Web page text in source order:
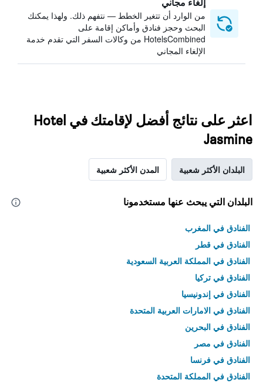
من الوارد أن تتغير الخطط — نتفهم ذلك. ولهذا يمكنك
البحث وحجز فنادق وأماكن إقامة على
HotelsCombined من وكالات السفر التي تقدم خدمة
الإلغاء المجاني
اعثر على نتائج أفضل لإقامتك في Hotel
Jasmine
البلدان الأكثر شعبية المدن الأكثر شعبية
البلدان التي يبحث عنها مستخدمونا
الفنادق في المغرب
الفنادق في قطر
الفنادق في المملكة العربية السعودية
الفنادق في تركيا
الفنادق في إندونيسيا
الفنادق في الامارات العربية المتحدة
الفنادق في البحرين
الفنادق في مصر
الفنادق في فرنسا
الفنادق في المملكة المتحدة